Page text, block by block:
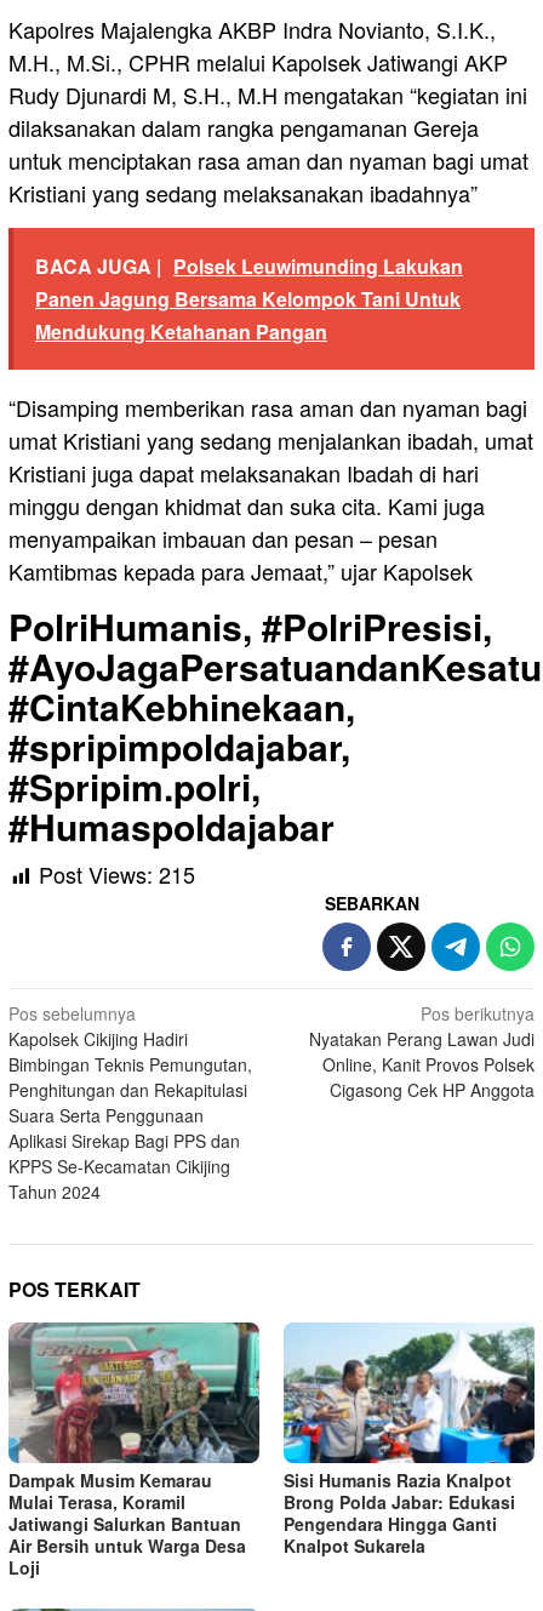
Kapolres Majalengka AKBP Indra Novianto, S.I.K.,
M.H., M.Si., CPHR melalui Kapolsek Jatiwangi AKP
Rudy Djunardi M, S.H., M.H mengatakan “kegiatan ini
dilaksanakan dalam rangka pengamanan Gereja
untuk menciptakan rasa aman dan nyaman bagi umat
Kristiani yang sedang melaksanakan ibadahnya”
BACA JUGA | Polsek Leuwimunding Lakukan
Panen Jagung Bersama Kelompok Tani Untuk
Mendukung Ketahanan Pangan
“Disamping memberikan rasa aman dan nyaman bagi
umat Kristiani yang sedang menjalankan ibadah, umat
Kristiani juga dapat melaksanakan Ibadah di hari
minggu dengan khidmat dan suka cita. Kami juga
menyampaikan imbauan dan pesan – pesan
Kamtibmas kepada para Jemaat,” ujar Kapolsek
PolriHumanis, #PolriPresisi,
#CintaKebhinekaan,
#spripimpoldajabar,
#Spripim.polri,
#Humaspoldajabar
Post Views: 215
SEBARKAN
Navigasi
pos
Pos sebelumnya
Kapolsek Cikijing Hadiri
Bimbingan Teknis Pemungutan,
Penghitungan dan Rekapitulasi
Suara Serta Penggunaan
Aplikasi Sirekap Bagi PPS dan
KPPS Se-Kecamatan Cikijing
Tahun 2024
Pos berikutnya
Nyatakan Perang Lawan Judi
Online, Kanit Provos Polsek
Cigasong Cek HP Anggota
POS TERKAIT
Dampak Musim Kemarau
Mulai Terasa, Koramil
Jatiwangi Salurkan Bantuan
Air Bersih untuk Warga Desa
Loji
Sisi Humanis Razia Knalpot
Brong Polda Jabar: Edukasi
Pengendara Hingga Ganti
Knalpot Sukarela